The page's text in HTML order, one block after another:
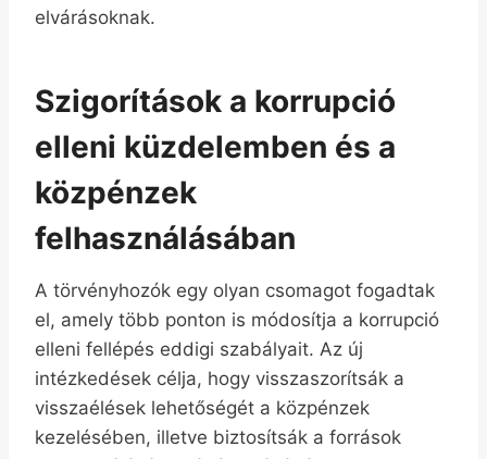
elvárásoknak.
Szigorítások a korrupció
elleni küzdelemben és a
közpénzek
felhasználásában
A törvényhozók egy olyan csomagot fogadtak
el, amely több ponton is módosítja a korrupció
elleni fellépés eddigi szabályait. Az új
intézkedések célja, hogy visszaszorítsák a
visszaélések lehetőségét a közpénzek
kezelésében, illetve biztosítsák a források